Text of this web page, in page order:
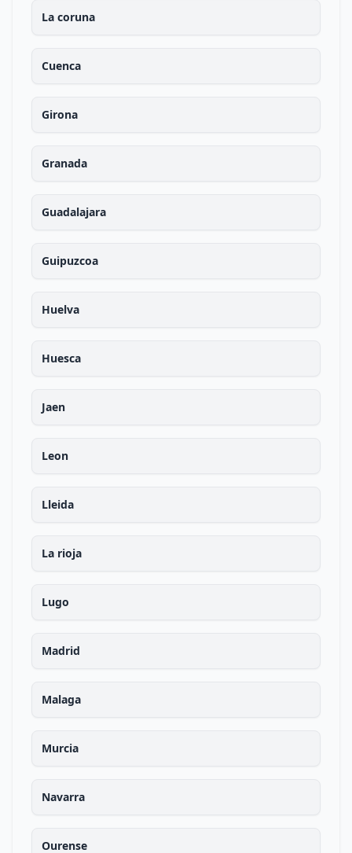
La coruna
Cuenca
Girona
Granada
Guadalajara
Guipuzcoa
Huelva
Huesca
Jaen
Leon
Lleida
La rioja
Lugo
Madrid
Malaga
Murcia
Navarra
Ourense